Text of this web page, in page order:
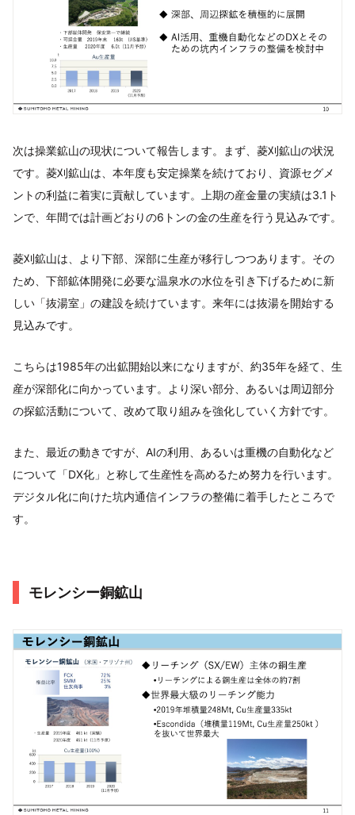
次は操業鉱山の現状について報告します。まず、菱刈鉱山の状況
です。菱刈鉱山は、本年度も安定操業を続けており、資源セグメ
ントの利益に着実に貢献しています。上期の産金量の実績は3.1ト
ンで、年間では計画どおりの6トンの金の生産を行う見込みです。
菱刈鉱山は、より下部、深部に生産が移行しつつあります。その
ため、下部鉱体開発に必要な温泉水の水位を引き下げるために新
しい「抜湯室」の建設を続けています。来年には抜湯を開始する
見込みです。
こちらは1985年の出鉱開始以来になりますが、約35年を経て、生
産が深部化に向かっています。より深い部分、あるいは周辺部分
の探鉱活動について、改めて取り組みを強化していく方針です。
また、最近の動きですが、AIの利用、あるいは重機の自動化など
について「DX化」と称して生産性を高めるため努力を行います。
デジタル化に向けた坑内通信インフラの整備に着手したところで
す。
モレンシー銅鉱山